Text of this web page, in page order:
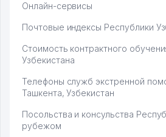
Онлайн-сервисы
Почтовые индексы Республики
Стоимость контрактного
Узбекистана
Телефоны служб экстренной
Ташкента, Узбекистан
Посольства и консульства
рубежом